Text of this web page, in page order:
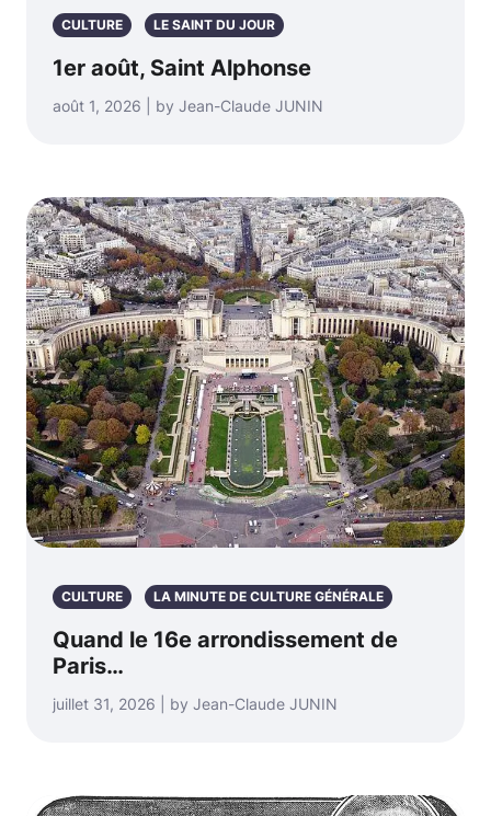
CULTURE LE SAINT DU JOUR
1er août, Saint Alphonse
août 1, 2026 | by Jean-Claude JUNIN
CULTURE LA MINUTE DE CULTURE GÉNÉRALE
Quand le 16e arrondissement de
Paris…
juillet 31, 2026 | by Jean-Claude JUNIN